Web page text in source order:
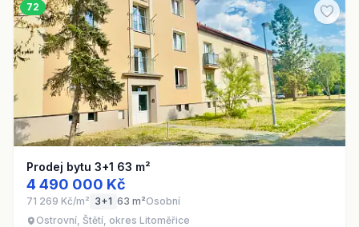
72
Prodej bytu 3+1 63 m²
4 490 000 Kč
71 269 Kč/m² 3+1 63 m²Osobní
Ostrovní, Štětí, okres Litoměřice